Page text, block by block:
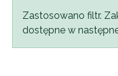
Komunikat
Zastosowano filtr.
dostępne w